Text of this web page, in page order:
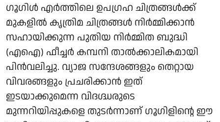
ഗൂഗിള്‍ എര്‍ത്തിലെ ഉപഗ്രഹ ചിത്രങ്ങള്‍ക്ക്
മുകളില്‍ കൃത്രിമ ചിത്രങ്ങള്‍ നിര്‍മ്മിക്കാന്‍
സഹായിക്കുന്ന പുതിയ നിര്‍മ്മിത ബുദ്ധി
(എഐ) ഫീച്ചര്‍ കമ്പനി താല്‍ക്കാലികമായി
പിന്‍വലിച്ചു. വ്യാജ സന്ദേശങ്ങളും തെറ്റായ
വിവരങ്ങളും പ്രചരിക്കാന്‍ ഇത്
ഇടയാക്കുമെന്ന വിദഗ്ദ്ധരുടെ
മുന്നറിയിപ്പുകളെ തുടര്‍ന്നാണ് ഗൂഗിളിന്റെ ഈ